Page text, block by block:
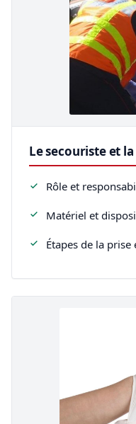
Le secouriste et
Rôle et
Matériel et
Étapes de la